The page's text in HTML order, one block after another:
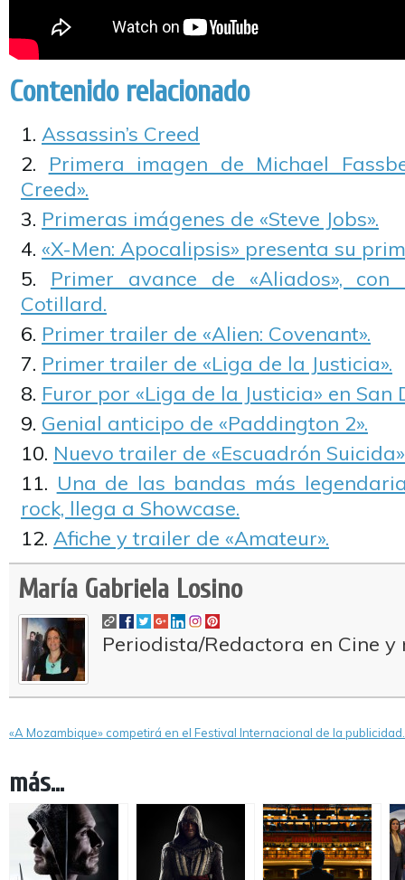
Contenido relacionado
Assassin’s Creed
Primera imagen de Michael
Creed».
Primeras imágenes de «Steve Jobs».
«X-Men: Apocalipsis» presenta su
Primer avance de «Aliados»,
Cotillard.
Primer trailer de «Alien: Covenant».
Primer trailer de «Liga de la Justicia».
Furor por «Liga de la Justicia» en San
Genial anticipo de «Paddington 2».
Nuevo trailer de «Escuadrón
Una de las bandas más
rock, llega a Showcase.
Afiche y trailer de «Amateur».
María Gabriela Losino
Periodista/Redactora en Cine y
«A Mozambique» competirá en el Festival Internacional de la publicidad.
más...